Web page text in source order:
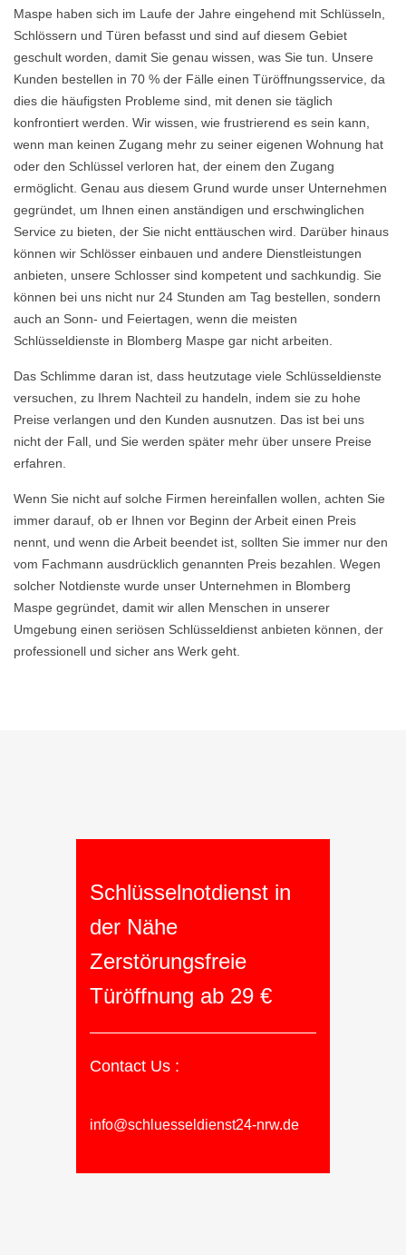
Maspe haben sich im Laufe der Jahre eingehend mit Schlüsseln,
Schlössern und Türen befasst und sind auf diesem Gebiet
geschult worden, damit Sie genau wissen, was Sie tun. Unsere
Kunden bestellen in 70 % der Fälle einen Türöffnungsservice, da
dies die häufigsten Probleme sind, mit denen sie täglich
konfrontiert werden. Wir wissen, wie frustrierend es sein kann,
wenn man keinen Zugang mehr zu seiner eigenen Wohnung hat
oder den Schlüssel verloren hat, der einem den Zugang
ermöglicht. Genau aus diesem Grund wurde unser Unternehmen
gegründet, um Ihnen einen anständigen und erschwinglichen
Service zu bieten, der Sie nicht enttäuschen wird. Darüber hinaus
können wir Schlösser einbauen und andere Dienstleistungen
anbieten, unsere Schlosser sind kompetent und sachkundig. Sie
können bei uns nicht nur 24 Stunden am Tag bestellen, sondern
auch an Sonn- und Feiertagen, wenn die meisten
Schlüsseldienste in Blomberg Maspe gar nicht arbeiten.
Das Schlimme daran ist, dass heutzutage viele Schlüsseldienste
versuchen, zu Ihrem Nachteil zu handeln, indem sie zu hohe
Preise verlangen und den Kunden ausnutzen. Das ist bei uns
nicht der Fall, und Sie werden später mehr über unsere Preise
erfahren.
Wenn Sie nicht auf solche Firmen hereinfallen wollen, achten Sie
immer darauf, ob er Ihnen vor Beginn der Arbeit einen Preis
nennt, und wenn die Arbeit beendet ist, sollten Sie immer nur den
vom Fachmann ausdrücklich genannten Preis bezahlen. Wegen
solcher Notdienste wurde unser Unternehmen in Blomberg
Maspe gegründet, damit wir allen Menschen in unserer
Umgebung einen seriösen Schlüsseldienst anbieten können, der
professionell und sicher ans Werk geht.
Schlüsselnotdienst in
der Nähe
Zerstörungsfreie
Türöffnung ab 29 €
Contact Us :
info@schluesseldienst24-nrw.de